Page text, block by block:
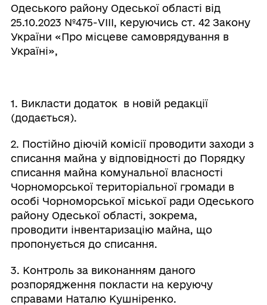
Одеського району Одеської області від
25.10.2023 №475-VIІІ, керуючись ст. 42 Закону
України «Про місцеве самоврядування в
Україні»,
1. Викласти додаток в новій редакції
(додається).
2. Постійно діючій комісії проводити заходи з
списання майна у відповідності до Порядку
списання майна комунальної власності
Чорноморської територіальної громади в
особі Чорноморської міської ради Одеського
району Одеської області, зокрема,
проводити інвентаризацію майна, що
пропонується до списання.
3. Контроль за виконанням даного
розпорядження покласти на керуючу
справами Наталю Кушніренко.